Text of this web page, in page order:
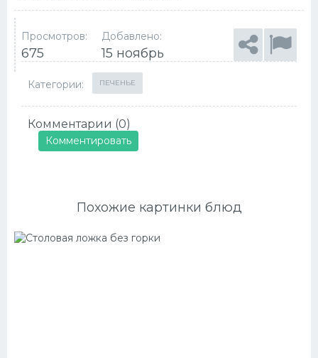
Просмотров:
675
Добавлено:
15 ноябрь
Категории: ПЕЧЕНЬЕ
Комментарии (0)
Комментировать
Похожие картинки блюд